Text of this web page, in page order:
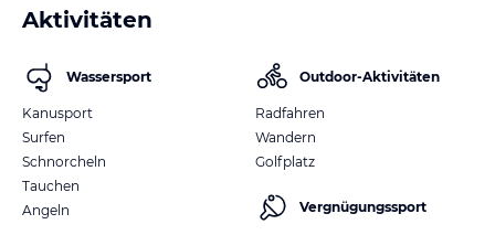
Aktivitäten
Wassersport
Kanusport
Surfen
Schnorcheln
Tauchen
Angeln
Outdoor-Aktivitäten
Radfahren
Wandern
Golfplatz
Vergnügungssport